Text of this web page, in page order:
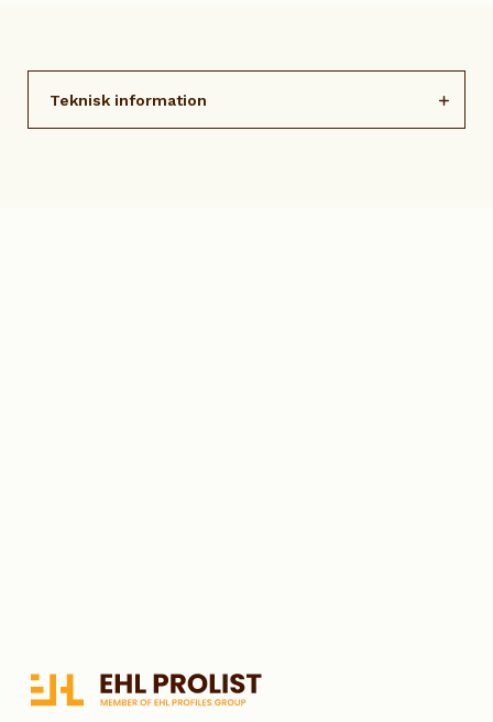
Teknisk information